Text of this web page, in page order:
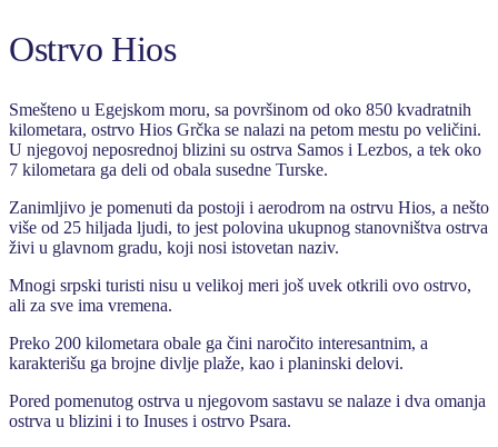
Ostrvo Hios
Smešteno u Egejskom moru, sa površinom od oko 850 kvadratnih
kilometara, ostrvo Hios Grčka se nalazi na petom mestu po veličini.
U njegovoj neposrednoj blizini su ostrva Samos i Lezbos, a tek oko
7 kilometara ga deli od obala susedne Turske.
Zanimljivo je pomenuti da postoji i aerodrom na ostrvu Hios, a nešto
više od 25 hiljada ljudi, to jest polovina ukupnog stanovništva ostrva
živi u glavnom gradu, koji nosi istovetan naziv.
Mnogi srpski turisti nisu u velikoj meri još uvek otkrili ovo ostrvo,
ali za sve ima vremena.
Preko 200 kilometara obale ga čini naročito interesantnim, a
karakterišu ga brojne divlje plaže, kao i planinski delovi.
Pored pomenutog ostrva u njegovom sastavu se nalaze i dva omanja
ostrva u blizini i to Inuses i ostrvo Psara.